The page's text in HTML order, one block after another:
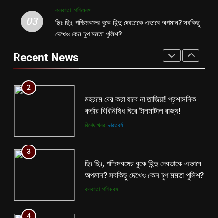
2
মহরমে বের করা যাবে না তাজিয়া! প্রশাসনিক
কর্তার বিধিনিষিধ ঘিরে টালমাটাল রাজ্য!
3
ছিঃ ছিঃ, পশ্চিমবঙ্গের বুকে হিন্দু দেবতাকে এভাবে
অপমান? সবকিছু দেখেও কেন চুপ মমতা পুলিশ?
4
ভোট বড় বালাই, ২৬ এ জিততে ফের চমক
দেওয়ার মরিয়া চেষ্টা মমতার!
5
03
কলকাতা পশ্চিমবঙ্গ
ছিঃ ছিঃ, পশ্চিমবঙ্গের বুকে হিন্দু দেবতাকে এভাবে অপমান? সবকিছু
দেখেও কেন চুপ মমতা পুলিশ?
Recent News
1
বিনাশকালে বিপরীত বুদ্ধি? মমতাকে নিয়ে শিক্ষা
দপ্তরের নয়া সিদ্ধান্ত ঘোষণা হতেই বিতর্ক
2
মহরমে বের করা যাবে না তাজিয়া! প্রশাসনিক
কর্তার বিধিনিষিধ ঘিরে টালমাটাল রাজ্য!
বিশেষ খবর ভারতবর্ষ
3
ছিঃ ছিঃ, পশ্চিমবঙ্গের বুকে হিন্দু দেবতাকে এভাবে
অপমান? সবকিছু দেখেও কেন চুপ মমতা পুলিশ?
কলকাতা পশ্চিমবঙ্গ
4